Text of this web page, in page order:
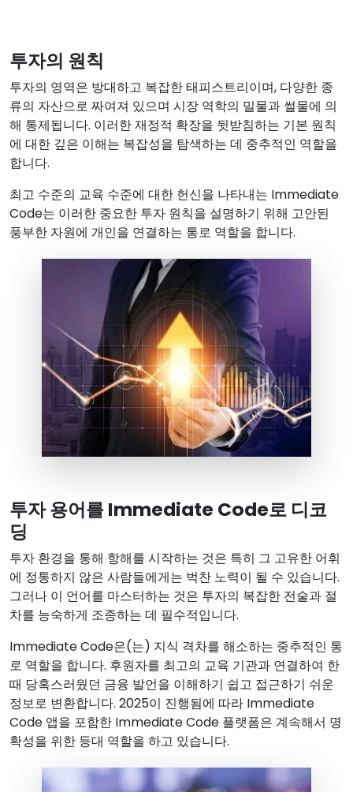
투자의 원칙
투자의 영역은 방대하고 복잡한 태피스트리이며, 다양한 종
류의 자산으로 짜여져 있으며 시장 역학의 밀물과 썰물에 의
해 통제됩니다. 이러한 재정적 확장을 뒷받침하는 기본 원칙
에 대한 깊은 이해는 복잡성을 탐색하는 데 중추적인 역할을
합니다.
최고 수준의 교육 수준에 대한 헌신을 나타내는 Immediate
Code는 이러한 중요한 투자 원칙을 설명하기 위해 고안된
풍부한 자원에 개인을 연결하는 통로 역할을 합니다.
투자 용어를 Immediate Code로 디코
딩
투자 환경을 통해 항해를 시작하는 것은 특히 그 고유한 어휘
에 정통하지 않은 사람들에게는 벅찬 노력이 될 수 있습니다.
그러나 이 언어를 마스터하는 것은 투자의 복잡한 전술과 절
차를 능숙하게 조종하는 데 필수적입니다.
Immediate Code은(는) 지식 격차를 해소하는 중추적인 통
로 역할을 합니다. 후원자를 최고의 교육 기관과 연결하여 한
때 당혹스러웠던 금융 발언을 이해하기 쉽고 접근하기 쉬운
정보로 변환합니다. 2025이 진행됨에 따라 Immediate
Code 앱을 포함한 Immediate Code 플랫폼은 계속해서 명
확성을 위한 등대 역할을 하고 있습니다.